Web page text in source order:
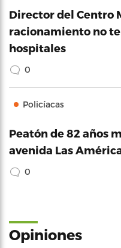
Director del Centro
racionamiento no
hospitales
0
Policíacas
Peatón de 82 años
avenida Las
0
Opiniones